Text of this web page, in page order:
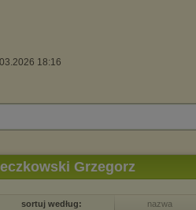
18:16
Grzegorz
sortuj według: nazwa